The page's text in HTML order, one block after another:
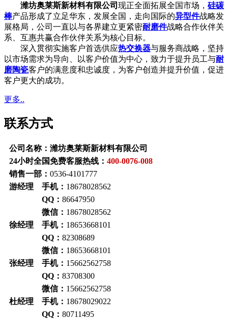
潍坊奥莱斯新材料有限公司 现正全面拓展全国市场， 硅碳
棒产品形成了立足华东，发展全国，走向国际的异型件战略发
展格局，公司一直以与各界建立更紧密耐磨件战略合作伙伴关
系、互惠共赢合作伙伴关系为核心目标。
深入贯彻实施客户首选供应热交换器与服务商战略，坚持
以市场需求为导向、以客户价值为中心，致力于提升员工与耐
磨陶瓷客户的满意度和忠诚度，为客户创造并提升价值，促进
客户更大的成功。
更多..
联系方式
公司名称：潍坊奥莱斯新材料有限公司
24小时全国免费客服热线： 400-0076-008
销售一部： 0536-4101777
游经理 手机： 18678028562
QQ： 86647950
微信： 18678028562
徐经理 手机： 18653668101
QQ： 82308689
微信： 18653668101
张经理 手机： 15662562758
QQ： 83708300
微信： 15662562758
杜经理 手机： 18678029022
QQ： 80711495